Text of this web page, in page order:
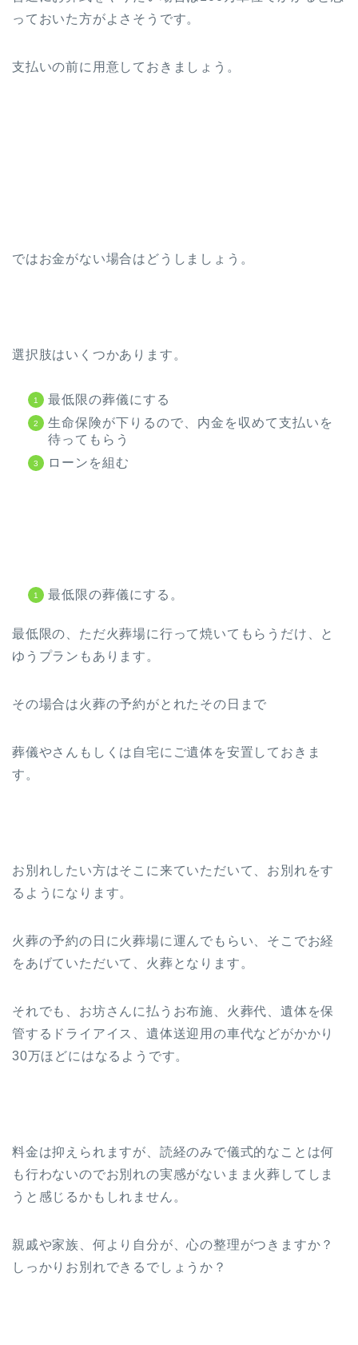
っておいた方がよさそうです。
支払いの前に用意しておきましょう。
ではお金がない場合はどうしましょう。
選択肢はいくつかあります。
最低限の葬儀にする
生命保険が下りるので、内金を収めて支払いを
待ってもらう
ローンを組む
最低限の葬儀にする。
最低限の、ただ火葬場に行って焼いてもらうだけ、と
ゆうプランもあります。
その場合は火葬の予約がとれたその日まで
葬儀やさんもしくは自宅にご遺体を安置しておきま
す。
お別れしたい方はそこに来ていただいて、お別れをす
るようになります。
火葬の予約の日に火葬場に運んでもらい、そこでお経
をあげていただいて、火葬となります。
それでも、お坊さんに払うお布施、火葬代、遺体を保
管するドライアイス、遺体送迎用の車代などがかかり
30万ほどにはなるようです。
料金は抑えられますが、読経のみで儀式的なことは何
も行わないのでお別れの実感がないまま火葬してしま
うと感じるかもしれません。
親戚や家族、何より自分が、心の整理がつきますか？
しっかりお別れできるでしょうか？